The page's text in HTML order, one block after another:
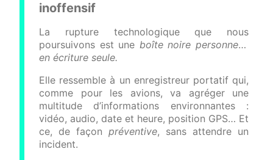
inoffensif
La rupture technologique que nous
poursuivons est une boîte noire personnelle
en écriture seule.
Elle ressemble à un enregistreur portatif qui,
comme pour les avions, va agréger une
multitude d’informations environnantes :
vidéo, audio, date et heure, position GPS… Et
ce, de façon préventive, sans attendre un
incident.